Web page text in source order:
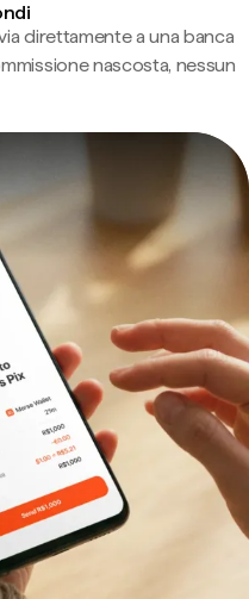
direttamente a una banca
nascosta, nessun